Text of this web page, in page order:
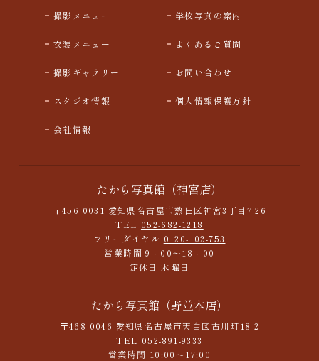
たから写真館（神宮店）
〒456-0031 愛知県名古屋市熱田区神宮3丁目7-26
TEL 052-682-1218
フリーダイヤル 0120-102-753
営業時間 9：00～18：00
定休日 木曜日
たから写真館（野並本店）
〒468-0046 愛知県名古屋市天白区古川町18-2
TEL 052-891-9333
営業時間 10:00～17:00
撮影メニュー 学校写真の案内
衣装メニュー よくあるご質問
撮影ギャラリー お問い合わせ
スタジオ情報 個人情報保護方針
会社情報